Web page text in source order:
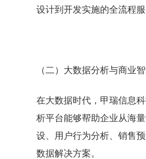
设计到开发实施的全流程服
（二）大数据分析与商业
在大数据时代，甲瑞信息
析平台能够帮助企业从海
设、用户行为分析、销售
数据解决方案。